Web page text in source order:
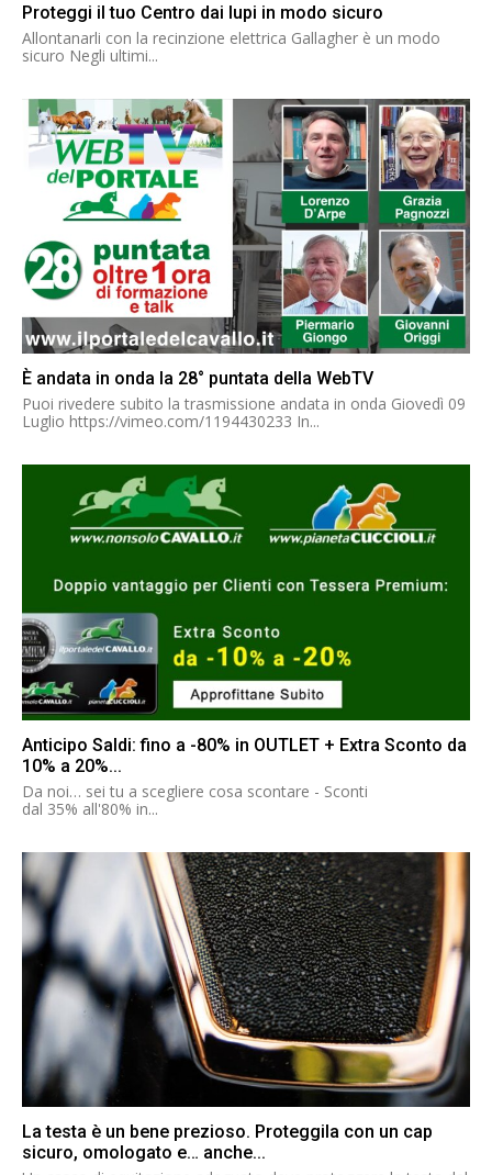
Proteggi il tuo Centro dai lupi in modo sicuro
Allontanarli con la recinzione elettrica Gallagher è un modo
sicuro Negli ultimi...
È andata in onda la 28° puntata della WebTV
Puoi rivedere subito la trasmissione andata in onda Giovedì 09
Luglio https://vimeo.com/1194430233 In...
Anticipo Saldi: fino a -80% in OUTLET + Extra Sconto da
10% a 20%...
Da noi… sei tu a scegliere cosa scontare - Sconti
dal 35% all'80% in...
La testa è un bene prezioso. Proteggila con un cap
sicuro, omologato e… anche...